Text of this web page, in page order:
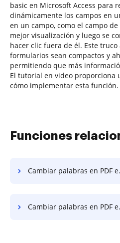
basic en Microsoft Access para
dinámicamente los campos en
en un campo, como el campo
mejor visualización y luego se
hacer clic fuera de él. Este
formularios sean compactos y
permitiendo que más
El tutorial en video proporciona
cómo implementar esta función.
Funciones
Cambiar palabras en PDF en Google Chrome
Cambiar palabras en PDF en Mozilla Firefox